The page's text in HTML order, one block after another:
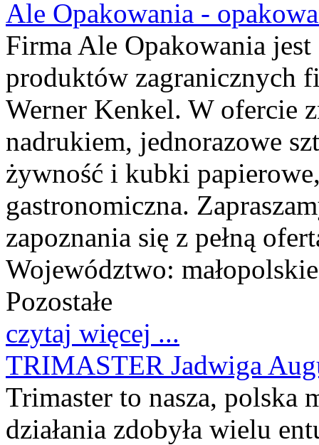
Ale Opakowania -
Firma Ale Opakowania
produktów zagranicznych
Werner Kenkel. W ofercie
nadrukiem, jednorazowe
żywność i kubki
gastronomiczna.
zapoznania się z pełną
Województwo: małopolskie
Pozostałe
czytaj więcej ...
TRIMASTER Jadwiga
Trimaster to nasza, polska
działania zdobyła wielu